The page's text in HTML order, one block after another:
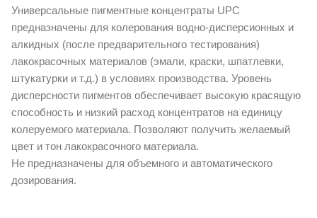
Универсальные пигментные концентраты UPC
предназначены для колерования водно-дисперсионных и
алкидных (после предварительного тестирования)
лакокрасочных материалов (эмали, краски, шпатлевки,
штукатурки и т.д.) в условиях производства. Уровень
дисперсности пигментов обеспечивает высокую красящую
способность и низкий расход концентратов на единицу
колеруемого материала. Позволяют получить желаемый
цвет и тон лакокрасочного материала.
Не предназначены для объемного и автоматического
дозирования.